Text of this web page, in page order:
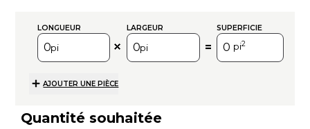
Quantité souhaitée
LONGUEUR LARGEUR SUPERFICIE
pi pi = pi2
AJOUTER UNE PIÈCE